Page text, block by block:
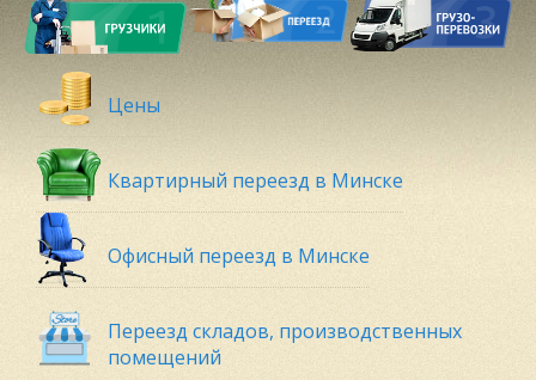
Цены
Квартирный переезд в Минске
Офисный переезд в Минске
Переезд складов, производственных
помещений